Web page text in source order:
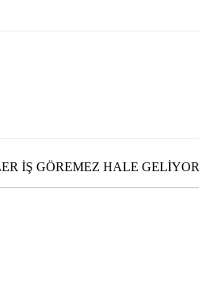
İŞ GÖREMEZ HALE GELİYOR